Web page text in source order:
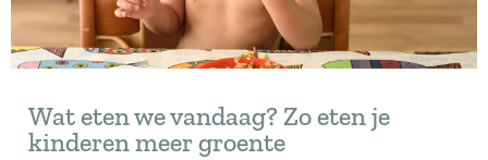
Wat eten we vandaag? Zo eten je
kinderen meer groente